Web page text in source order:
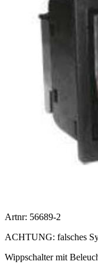
Artnr: 56689-2
ACHTUNG: falsches
Wippschalter mit